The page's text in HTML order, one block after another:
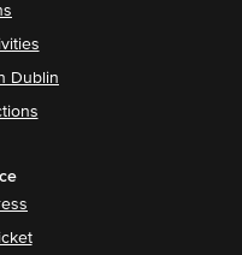
Dublin